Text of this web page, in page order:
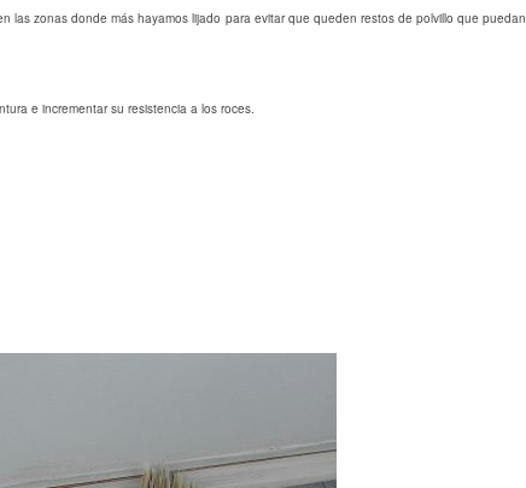
las zonas donde más hayamos lijado para evitar que queden restos de polvillo que puedan
e incrementar su resistencia a los roces.